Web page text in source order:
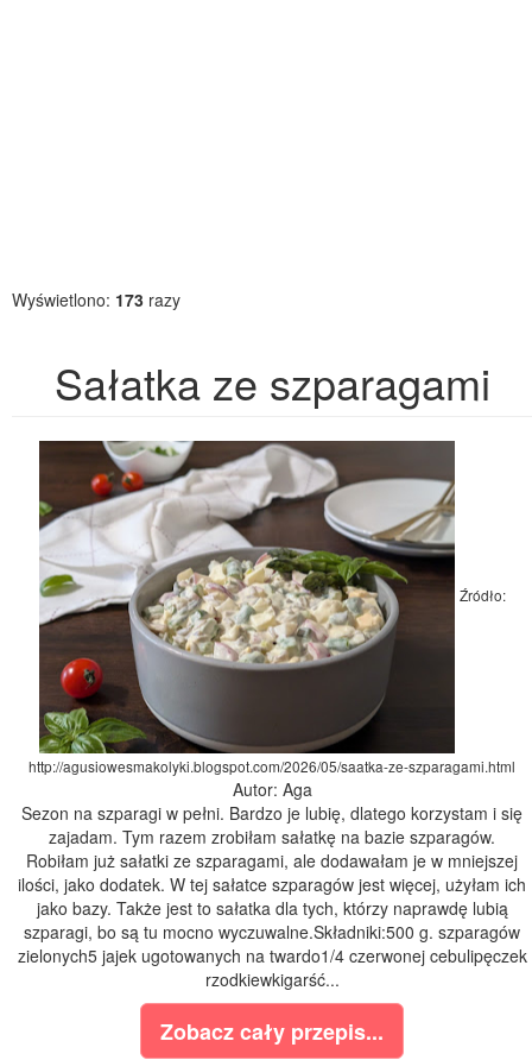
Wyświetlono: 173 razy
Sałatka ze szparagami
Źródło:
http://agusiowesmakolyki.blogspot.com/2026/05/saatka-ze-szparagami.html
Autor: Aga
Sezon na szparagi w pełni. Bardzo je lubię, dlatego korzystam i się
zajadam. Tym razem zrobiłam sałatkę na bazie szparagów.
Robiłam już sałatki ze szparagami, ale dodawałam je w mniejszej
ilości, jako dodatek. W tej sałatce szparagów jest więcej, użyłam ich
jako bazy. Także jest to sałatka dla tych, którzy naprawdę lubią
szparagi, bo są tu mocno wyczuwalne.Składniki:500 g. szparagów
zielonych5 jajek ugotowanych na twardo1/4 czerwonej cebulipęczek
rzodkiewkigarść...
Zobacz cały przepis...